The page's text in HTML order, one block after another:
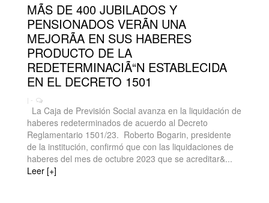
MÃS DE 400 JUBILADOS Y
PENSIONADOS VERÃN UNA
MEJORÃA EN SUS HABERES
PRODUCTO DE LA
REDETERMINACIÃ“N ESTABLECIDA
EN EL DECRETO 1501
| -
La Caja de Previsión Social avanza en la liquidación de
haberes redeterminados de acuerdo al Decreto
Reglamentario 1501/23. Roberto Bogarin, presidente
de la institución, confirmó que con las liquidaciones de
haberes del mes de octubre 2023 que se acreditar&...
Leer [+]